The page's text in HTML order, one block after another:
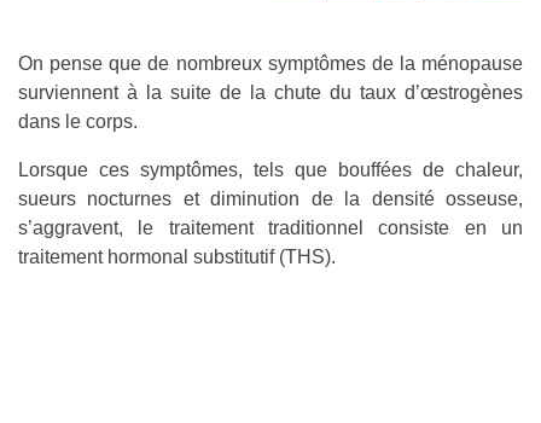
On pense que de nombreux symptômes de la ménopause
surviennent à la suite de la chute du taux d’œstrogènes
dans le corps.
Lorsque ces symptômes, tels que bouffées de chaleur,
sueurs nocturnes et diminution de la densité osseuse,
s’aggravent, le traitement traditionnel consiste en un
traitement hormonal substitutif (THS).